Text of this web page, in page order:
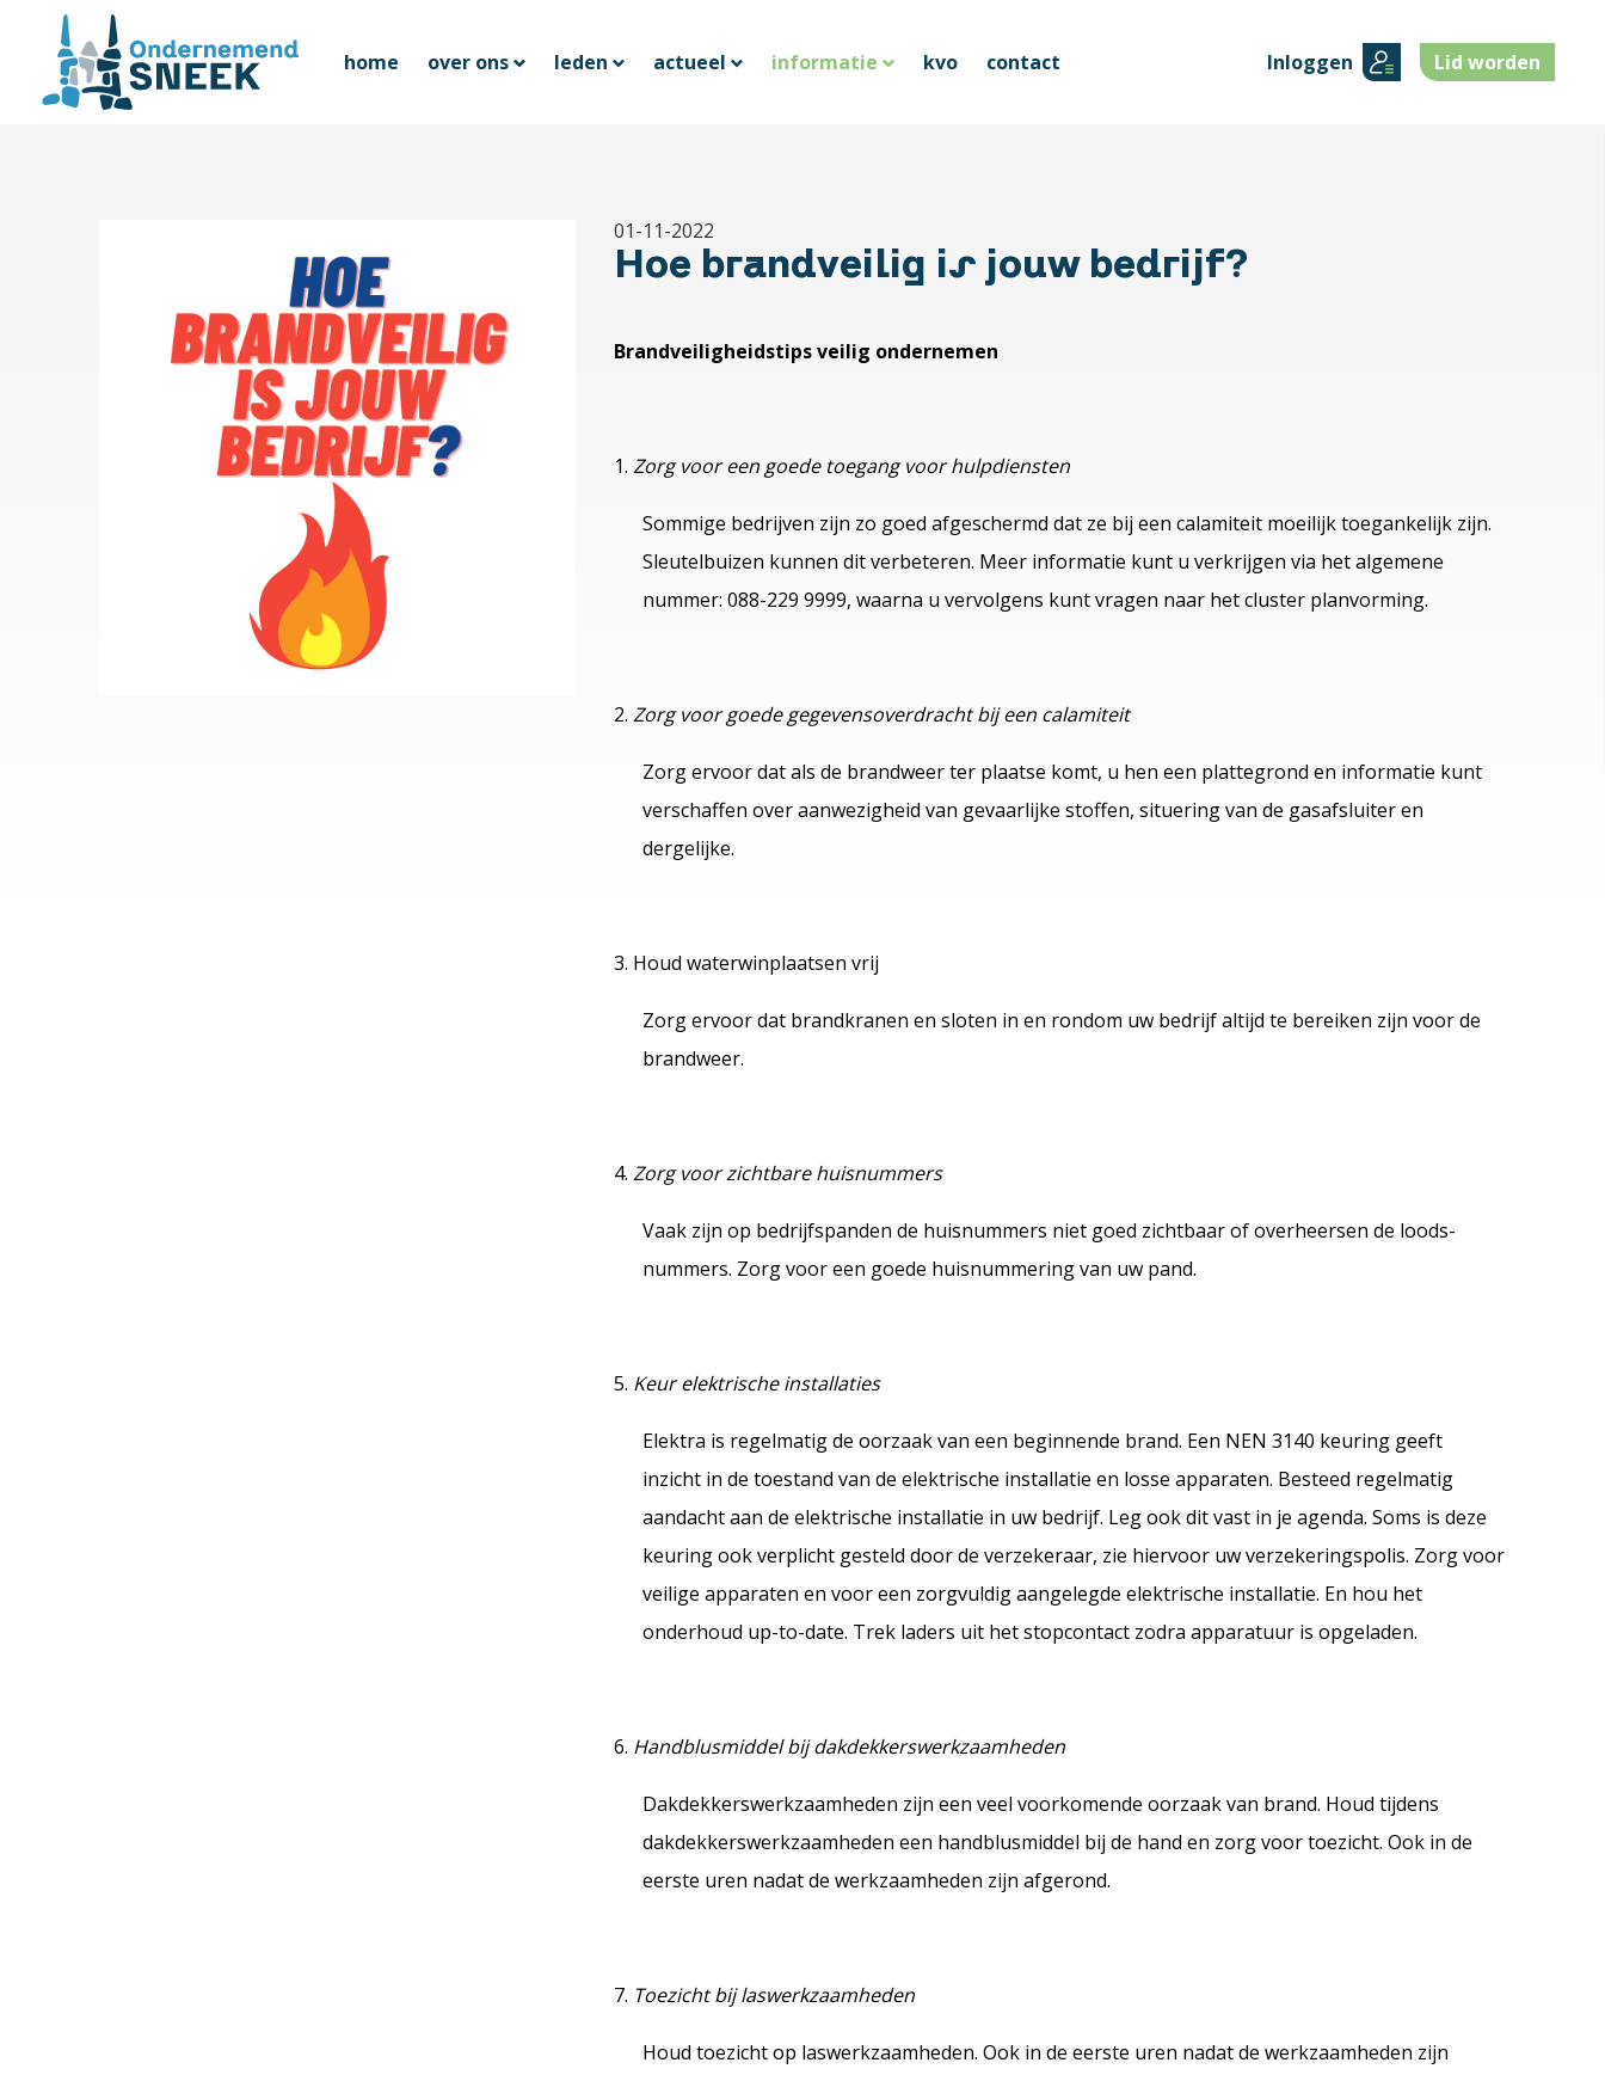
home over ons leden actueel informatie kvo contact Inloggen Lid worden
01-11-2022
Hoe brandveilig is jouw bedrijf?
Brandveiligheidstips veilig ondernemen
Zorg voor een goede toegang voor hulpdiensten
Sommige bedrijven zijn zo goed afgeschermd dat ze bij een calamiteit moeilijk toegankelijk zijn.
Sleutelbuizen kunnen dit verbeteren. Meer informatie kunt u verkrijgen via het algemene
nummer: 088-229 9999, waarna u vervolgens kunt vragen naar het cluster planvorming.
Zorg voor goede gegevensoverdracht bij een calamiteit
Zorg ervoor dat als de brandweer ter plaatse komt, u hen een plattegrond en informatie kunt
verschaffen over aanwezigheid van gevaarlijke stoffen, situering van de gasafsluiter en
dergelijke.
Houd waterwinplaatsen vrij
Zorg ervoor dat brandkranen en sloten in en rondom uw bedrijf altijd te bereiken zijn voor de
brandweer.
Zorg voor zichtbare huisnummers
Vaak zijn op bedrijfspanden de huisnummers niet goed zichtbaar of overheersen de loods-
nummers. Zorg voor een goede huisnummering van uw pand.
Keur elektrische installaties
Elektra is regelmatig de oorzaak van een beginnende brand. Een NEN 3140 keuring geeft
inzicht in de toestand van de elektrische installatie en losse apparaten. Besteed regelmatig
aandacht aan de elektrische installatie in uw bedrijf. Leg ook dit vast in je agenda. Soms is deze
keuring ook verplicht gesteld door de verzekeraar, zie hiervoor uw verzekeringspolis. Zorg voor
veilige apparaten en voor een zorgvuldig aangelegde elektrische installatie. En hou het
onderhoud up-to-date. Trek laders uit het stopcontact zodra apparatuur is opgeladen.
Handblusmiddel bij dakdekkerswerkzaamheden
Dakdekkerswerkzaamheden zijn een veel voorkomende oorzaak van brand. Houd tijdens
dakdekkerswerkzaamheden een handblusmiddel bij de hand en zorg voor toezicht. Ook in de
eerste uren nadat de werkzaamheden zijn afgerond.
Toezicht bij laswerkzaamheden
Houd toezicht op laswerkzaamheden. Ook in de eerste uren nadat de werkzaamheden zijn